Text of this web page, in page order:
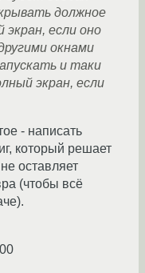
должное
экран, если оно
окнами
и таки
экран, если
- написать
который решает
оставляет
(чтобы всё